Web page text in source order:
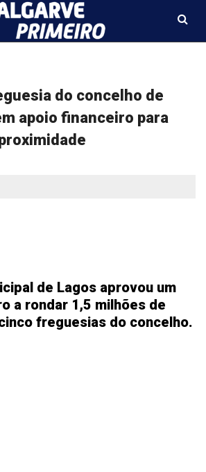
do concelho de
apoio financeiro para
de Lagos aprovou um
a rondar 1,5 milhões de
freguesias do concelho.